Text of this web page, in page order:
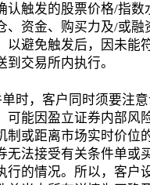
认触发的股票价格/指数
、资金、购买力及/或融
以避免触发后，因未能
到交易所内执行。
时，客户同时须要注
可能因盈立证券内部风
制或距离市场实时价位
无法接受有关条件单或
行的情况。所以，客户